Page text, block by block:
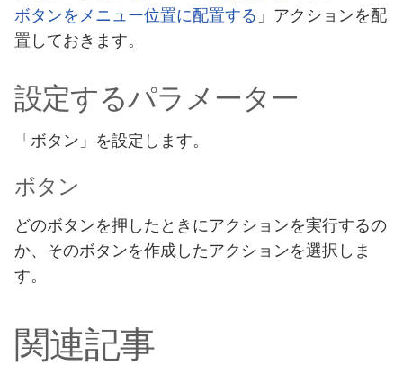
ボタンをメニュー位置に配置する 」アクションを配
置しておきます。
設定するパラメーター
「ボタン」を設定します。
ボタン
どのボタンを押したときにアクションを実行するの
か、そのボタンを作成したアクションを選択しま
す。
関連記事